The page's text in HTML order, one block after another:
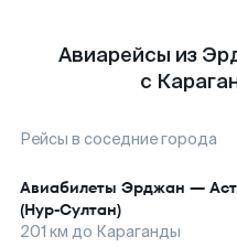
Авиарейсы из
с
Рейсы в соседние города
Авиабилеты Эрджан —
(Нур-Султан)
201 км до Караганды